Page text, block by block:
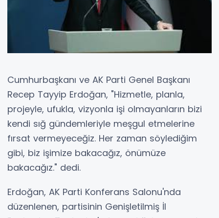
Cumhurbaşkanı ve AK Parti Genel Başkanı
Recep Tayyip Erdoğan, "Hizmetle, planla,
projeyle, ufukla, vizyonla işi olmayanların bizi
kendi sığ gündemleriyle meşgul etmelerine
fırsat vermeyeceğiz. Her zaman söylediğim
gibi, biz işimize bakacağız, önümüze
bakacağız." dedi.
Erdoğan, AK Parti Konferans Salonu'nda
düzenlenen, partisinin Genişletilmiş İl